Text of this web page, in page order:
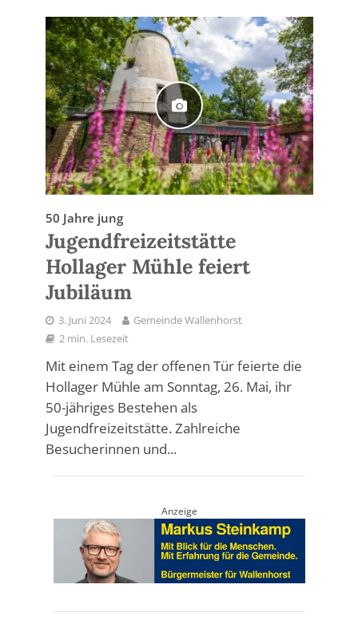
50 Jahre jung
Jugendfreizeitstätte
Hollager Mühle feiert
Jubiläum
3. Juni 2024
Gemeinde Wallenhorst
2 min. Lesezeit
Mit einem Tag der offenen Tür feierte die
Hollager Mühle am Sonntag, 26. Mai, ihr
50-jähriges Bestehen als
Jugendfreizeitstätte. Zahlreiche
Besucherinnen und...
Anzeige